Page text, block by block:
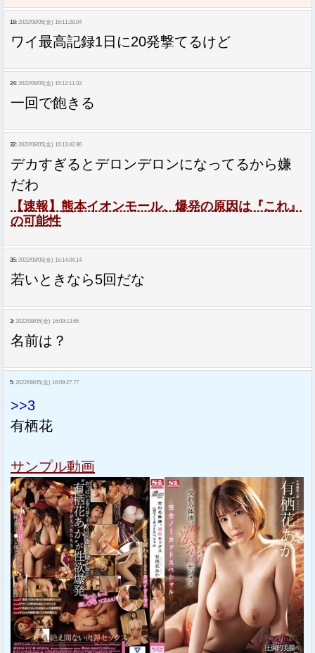
18: 2022/08/05(金) 16:11:28.04
ワイ最高記録1日に20発撃てるけど
24: 2022/08/05(金) 16:12:11.03
一回で飽きる
32: 2022/08/05(金) 16:13:42.96
デカすぎるとデロンデロンになってるから嫌
だわ
【速報】熊本イオンモール、爆発の原因は『これ』
の可能性
35: 2022/08/05(金) 16:14:04.14
若いときなら5回だな
3: 2022/08/05(金) 16:09:13.65
名前は？
5: 2022/08/05(金) 16:09:27.77
>>3
有栖花
サンプル動画